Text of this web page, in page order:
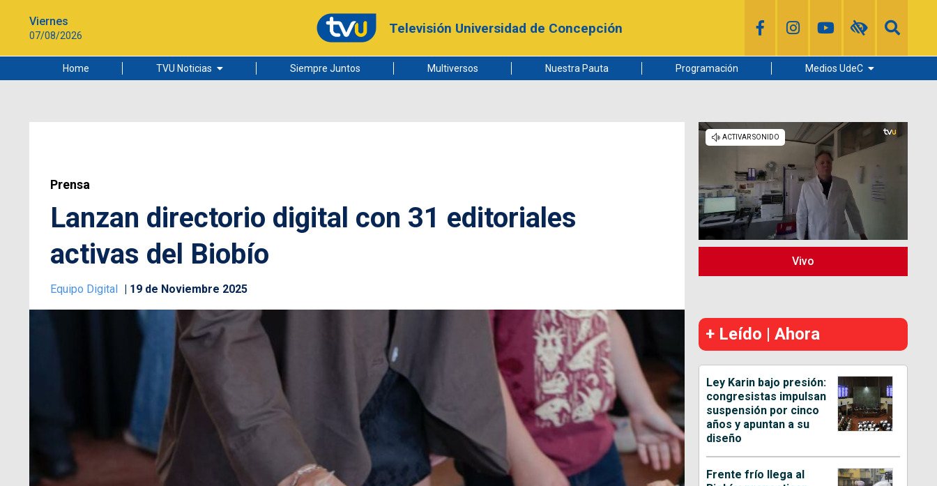
Viernes
07/08/2026 Televisión Universidad de Concepción
Home TVU Noticias
Ciudad
Siempre Juntos Multiversos Nuestra Pauta Programación Medios UdeC
Radio UdeC
Noticias UdeC
La Discusión
Prensa
Lanzan directorio digital con 31 editoriales
activas del Biobío
Equipo Digital 19 de Noviembre 2025
Vivo
+ Leído | Ahora
Ley Karin bajo presión:
congresistas impulsan
suspensión por cinco
años y apuntan a su
diseño
Frente frío llega al